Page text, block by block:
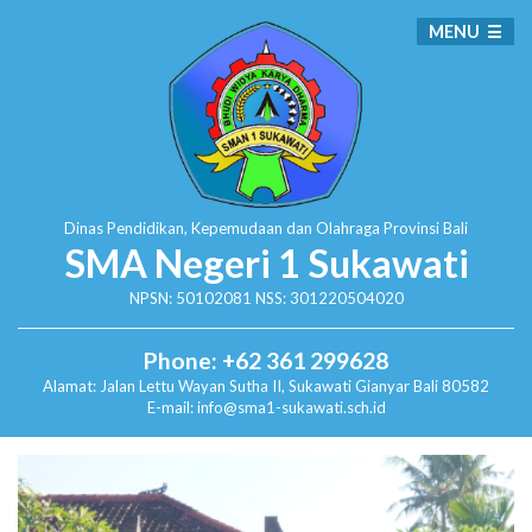
Dinas Pendidikan, Kepemudaan dan Olahraga Provinsi Bali
SMA Negeri 1 Sukawati
NPSN: 50102081 NSS: 301220504020
Phone: +62 361 299628
Alamat: Jalan Lettu Wayan Sutha II, SukawatiGianyar Bali 80582
E-mail: info@sma1-sukawati.sch.id
MENU